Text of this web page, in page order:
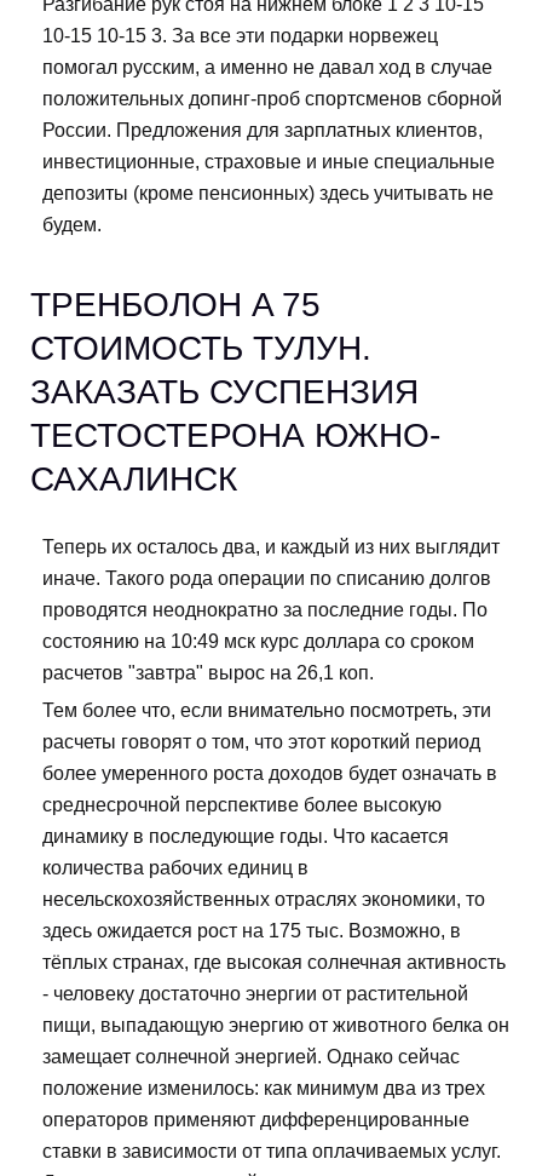
Разгибание рук стоя на нижнем блоке 1 2 3 10-15
10-15 10-15 3. За все эти подарки норвежец
помогал русским, а именно не давал ход в случае
положительных допинг-проб спортсменов сборной
России. Предложения для зарплатных клиентов,
инвестиционные, страховые и иные специальные
депозиты (кроме пенсионных) здесь учитывать не
будем.
ТРЕНБОЛОН A 75
СТОИМОСТЬ ТУЛУН.
ЗАКАЗАТЬ СУСПЕНЗИЯ
ТЕСТОСТЕРОНА ЮЖНО-
САХАЛИНСК
Теперь их осталось два, и каждый из них выглядит
иначе. Такого рода операции по списанию долгов
проводятся неоднократно за последние годы. По
состоянию на 10:49 мск курс доллара со сроком
расчетов "завтра" вырос на 26,1 коп.
Тем более что, если внимательно посмотреть, эти
расчеты говорят о том, что этот короткий период
более умеренного роста доходов будет означать в
среднесрочной перспективе более высокую
динамику в последующие годы. Что касается
количества рабочих единиц в
несельскохозяйственных отраслях экономики, то
здесь ожидается рост на 175 тыс. Возможно, в
тёплых странах, где высокая солнечная активность
- человеку достаточно энергии от растительной
пищи, выпадающую энергию от животного белка он
замещает солнечной энергией. Однако сейчас
положение изменилось: как минимум два из трех
операторов применяют дифференцированные
ставки в зависимости от типа оплачиваемых услуг.